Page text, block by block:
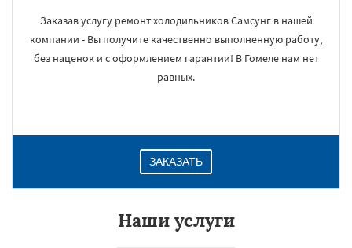
Заказав услугу ремонт холодильников Самсунг в нашей
компании - Вы получите качественно выполненную работу,
без наценок и с оформлением гарантии! В Гомеле нам нет
равных.
ЗАКАЗАТЬ
Наши услуги